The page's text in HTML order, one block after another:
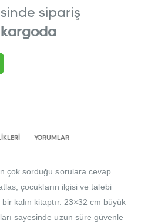
sipariş
YORUMLAR
çok sorduğu sorulara cevap
çocukların ilgisi ve talebi
kalın kitaptır. 23×32 cm büyük
sayesinde uzun süre güvenle